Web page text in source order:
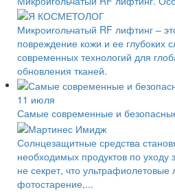
Микроигольчатый RF лифтинг –
повреждение кожи и ее глубоких
современных технологий для
обновления тканей.
11 июля
Самые современные и
Солнцезащитные средства
необходимых продуктов по уходу
не секрет, что
фотостарение,...